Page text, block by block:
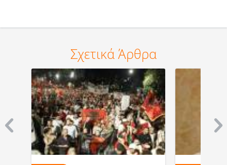
Σχετικά Άρθρα